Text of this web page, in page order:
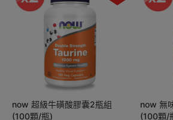
now 超級牛磺酸膠囊2瓶組
(100顆/瓶)
now 無
(100顆/